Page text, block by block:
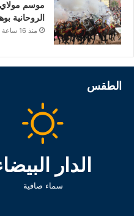
الروحانية
منذ 16 ساعة
الطقس
الدار
سماء صافية